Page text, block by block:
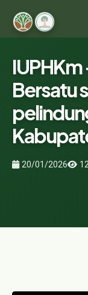
Bersatu
20/01/2026